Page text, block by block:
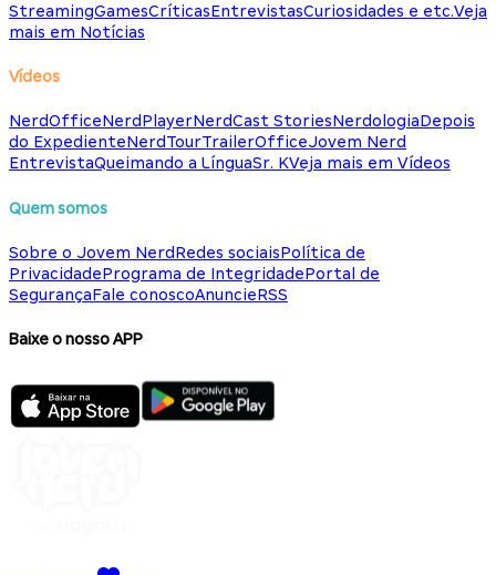
StreamingGamesCríticasEntrevistasCuriosidades e etc.Veja
mais em Notícias
Vídeos
NerdOfficeNerdPlayerNerdCast StoriesNerdologiaDepois
do ExpedienteNerdTourTrailerOfficeJovem Nerd
EntrevistaQueimando a LínguaSr. KVeja mais em Vídeos
Quem somos
Sobre o Jovem NerdRedes sociaisPolítica de
PrivacidadePrograma de IntegridadePortal de
SegurançaFale conoscoAnuncieRSS
Baixe o nosso APP